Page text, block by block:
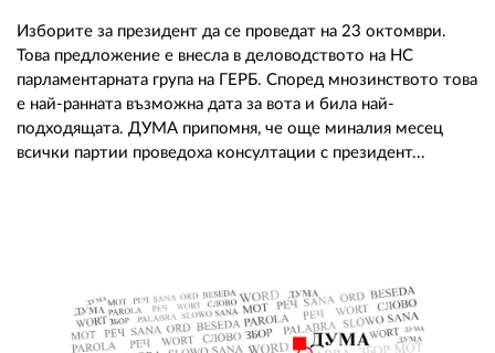
Изборите за президент да се проведат на 23 октомври.
Това предложение е внесла в деловодството на НС
парламентарната група на ГЕРБ. Според мнозинството това
е най-ранната възможна дата за вота и била най-
подходящата. ДУМА припомня, че още миналия месец
всички партии проведоха консултации с президент...